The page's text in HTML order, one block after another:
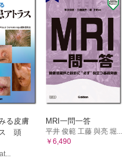
る皮膚
ス 頭
MRI一問一答
平井 俊範 工藤 與亮 堀...
￥6,490